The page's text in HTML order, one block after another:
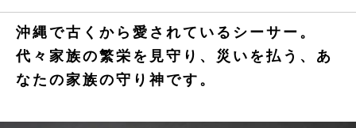
沖縄で古くから愛されているシーサー。
代々家族の繁栄を見守り、災いを払う、あ
なたの家族の守り神です。